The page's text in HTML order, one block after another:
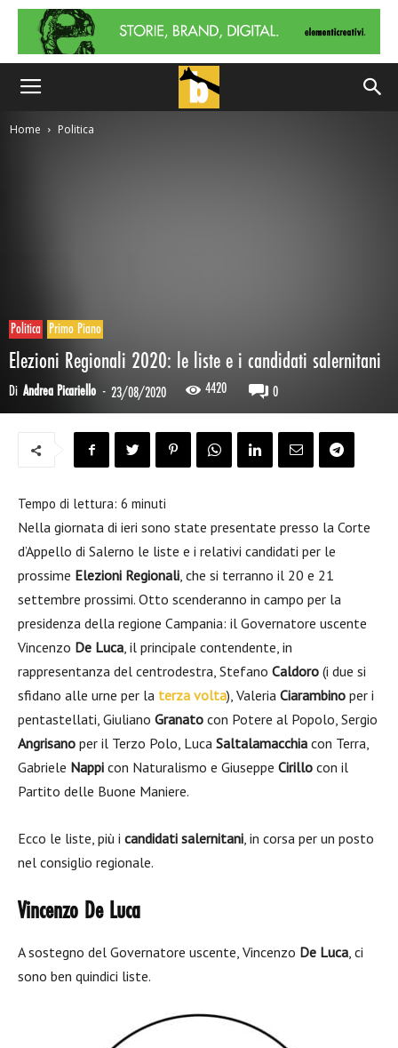
Home Politica
Politica Primo Piano
Elezioni Regionali 2020: le liste e i candidati salernitani
Di Andrea Picariello - 23/08/2020 4420 0
Tempo di lettura: 6 minuti
Nella giornata di ieri sono state presentate presso la Corte
d’Appello di Salerno le liste e i relativi candidati per le
prossime Elezioni Regionali, che si terranno il 20 e 21
settembre prossimi. Otto scenderanno in campo per la
presidenza della regione Campania: il Governatore uscente
Vincenzo De Luca, il principale contendente, in
rappresentanza del centrodestra, Stefano Caldoro (i due si
sfidano alle urne per la terza volta), Valeria Ciarambino per i
pentastellati, Giuliano Granato con Potere al Popolo, Sergio
Angrisano per il Terzo Polo, Luca Saltalamacchia con Terra,
Gabriele Nappi con Naturalismo e Giuseppe Cirillo con il
Partito delle Buone Maniere.
Ecco le liste, più i candidati salernitani, in corsa per un posto
nel consiglio regionale.
Vincenzo De Luca
A sostegno del Governatore uscente, Vincenzo De Luca, ci
sono ben quindici liste.